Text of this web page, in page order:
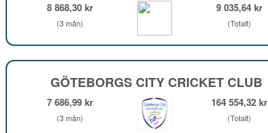
8 868,30 kr
(3 mån)
9 035,64 kr
(Totalt)
GÖTEBORGS CITY CRICKET CLUB
7 686,99 kr
(3 mån)
164 554,32 kr
(Totalt)